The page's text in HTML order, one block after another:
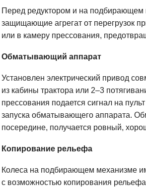
Перед редуктором и на
защищающие агрегат от перегрузок
или в камеру прессования,
Обматывающий аппарат
Установлен электрический привод
из кабины трактора или 2–3
прессования подается сигнал на
запуска обматывающего аппарата.
посередине, получается ровный,
Копирование рельефа
Колеса на подбирающем механизме
с возможностью копирования